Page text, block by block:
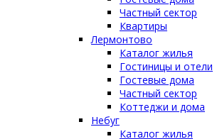
Частный сектор
Квартиры
Лермонтово
Каталог жилья
Гостиницы и отели
Гостевые дома
Частный сектор
Коттеджи и дома
Небуг
Каталог жилья